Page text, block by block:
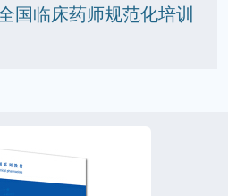
国临床药师规范化培训